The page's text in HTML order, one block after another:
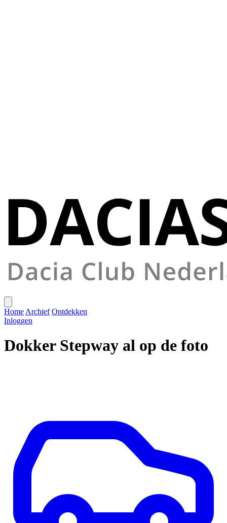
Home Archief Ontdekken
Inloggen
Dokker Stepway al op de foto